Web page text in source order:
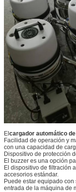
Elcargador automático
Facilidad de operación y
con una capacidad de
Dispositivo de protección
El buzzer es una opción
El dispositivo de filtración
accesorios estándar.
Puede estar equipado
entrada de la máquina de